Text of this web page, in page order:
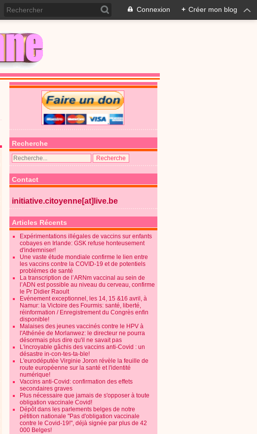
Connexion + Créer mon blog
Recherche
Contact
initiative.citoyenne[at]live.be
Articles Récents
Expérimentations illégales de vaccins sur enfants
cobayes en Irlande: GSK refuse honteusement
d'indemniser!
Une vaste étude mondiale confirme le lien entre
les vaccins contre la COVID-19 et de potentiels
problèmes de santé
La transcription de l’ARNm vaccinal au sein de
l’ADN est possible au niveau du cerveau, confirme
le Pr Didier Raoult
Evénement exceptionnel, les 14, 15 &16 avril, à
Namur: la Victoire des Fourmis: santé, liberté,
réinformation / Enregistrement du Congrès enfin
disponible!
Malaises des jeunes vaccinés contre le HPV à
l'Athénée de Morlanwez: le directeur ne pourra
désormais plus dire qu'il ne savait pas
L'incroyable gâchis des vaccins anti-Covid : un
désastre in-con-tes-ta-ble!
L'eurodéputée Virginie Joron révèle la feuille de
route européenne sur la santé et l'identité
numérique!
Vaccins anti-Covid: confirmation des effets
secondaires graves
Plus nécessaire que jamais de s'opposer à toute
obligation vaccinale Covid!
Dépôt dans les parlements belges de notre
pétition nationale "Pas d'obligation vaccinale
contre le Covid-19!", déjà signée par plus de 42
000 Belges!